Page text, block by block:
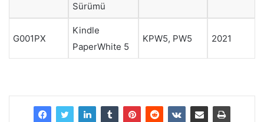
Sürümü
G001PX
Kindle
PaperWhite 5
KPW5, PW5 2021